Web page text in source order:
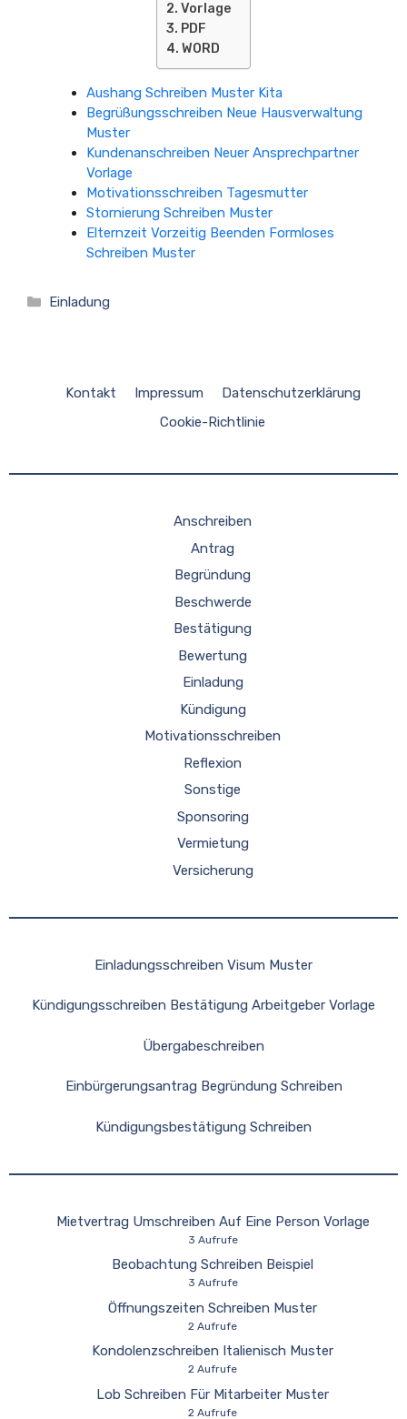
Vorlage
PDF
WORD
Aushang Schreiben Muster Kita
Begrüßungsschreiben Neue Hausverwaltung
Muster
Kundenanschreiben Neuer Ansprechpartner
Vorlage
Motivationsschreiben Tagesmutter
Stornierung Schreiben Muster
Elternzeit Vorzeitig Beenden Formloses
Schreiben Muster
Kategorien
Einladung
Kontakt Impressum
Datenschutzerklärung
Cookie-Richtlinie
Anschreiben
Antrag
Begründung
Beschwerde
Bestätigung
Bewertung
Einladung
Kündigung
Motivationsschreiben
Reflexion
Sonstige
Sponsoring
Vermietung
Versicherung
Einladungsschreiben Visum Muster
Kündigungsschreiben Bestätigung Arbeitgeber Vorlage
Übergabeschreiben
Einbürgerungsantrag Begründung Schreiben
Kündigungsbestätigung Schreiben
Mietvertrag Umschreiben Auf Eine Person Vorlage
3 Aufrufe
Beobachtung Schreiben Beispiel
3 Aufrufe
Öffnungszeiten Schreiben Muster
2 Aufrufe
Kondolenzschreiben Italienisch Muster
2 Aufrufe
Lob Schreiben Für Mitarbeiter Muster
2 Aufrufe